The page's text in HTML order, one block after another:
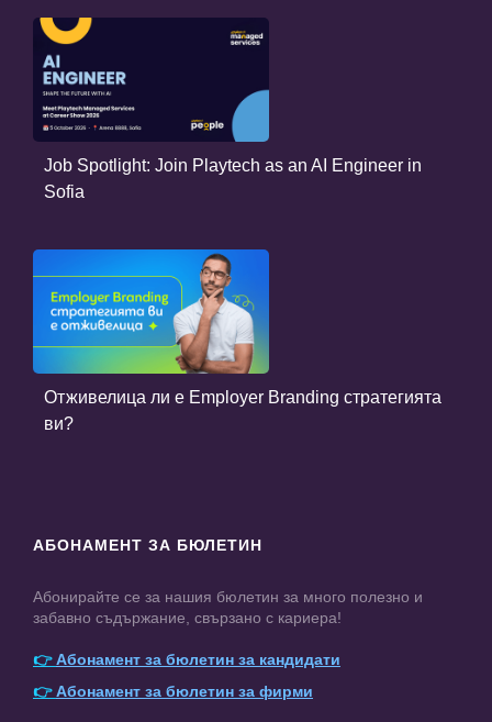
Job Spotlight: Join Playtech as an AI Engineer in
Sofia
Отживелица ли е Employer Branding стратегията
ви?
АБОНАМЕНТ ЗА БЮЛЕТИН
Абонирайте се за нашия бюлетин за много полезно и
забавно съдържание, свързано с кариера!
👉Абонамент за бюлетин за кандидати
👉Абонамент за бюлетин за фирми